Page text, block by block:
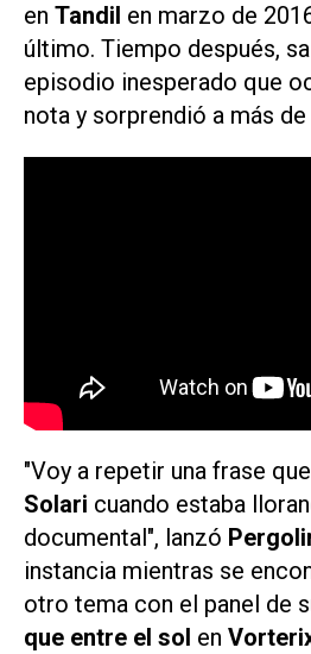
en Tandil en marzo de
último. Tiempo después,
episodio inesperado que
nota y sorprendió a más de
"Voy a repetir una frase
Solari cuando estaba
documental", lanzó
instancia mientras se
otro tema con el panel de
que entre el sol en